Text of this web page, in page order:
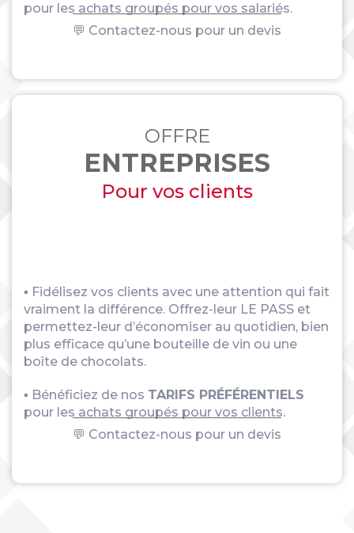
pour les achats groupés pour vos salariés.
💬 Contactez-nous pour un devis
OFFRE
ENTREPRISES
Pour vos clients
▪ Fidélisez vos clients avec une attention qui fait
vraiment la différence. Offrez-leur LE PASS et
permettez-leur d’économiser au quotidien, bien
plus efficace qu’une bouteille de vin ou une
boîte de chocolats.
▪ Bénéficiez de nos TARIFS PRÉFÉRENTIELS
pour les achats groupés pour vos clients.
💬 Contactez-nous pour un devis